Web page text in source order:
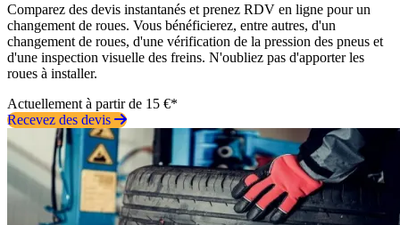
Comparez des devis instantanés et prenez RDV en ligne pour un
changement de roues. Vous bénéficierez, entre autres, d'un
changement de roues, d'une vérification de la pression des pneus et
d'une inspection visuelle des freins. N'oubliez pas d'apporter les
roues à installer.
Actuellement à partir de 15 €*
Recevez des devis